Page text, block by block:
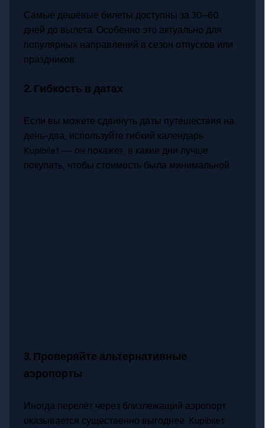
Самые дешевые билеты доступны за 30–60
дней до вылета. Особенно это актуально для
популярных направлений в сезон отпусков или
праздников.
2. Гибкость в датах
Если вы можете сдвинуть даты путешествия на
день-два, используйте гибкий календарь
Kupibilet — он покажет, в какие дни лучше
покупать, чтобы стоимость была минимальной.
3. Проверяйте альтернативные
аэропорты
Иногда перелёт через близлежащий аэропорт
оказывается существенно выгоднее. Kupibilet